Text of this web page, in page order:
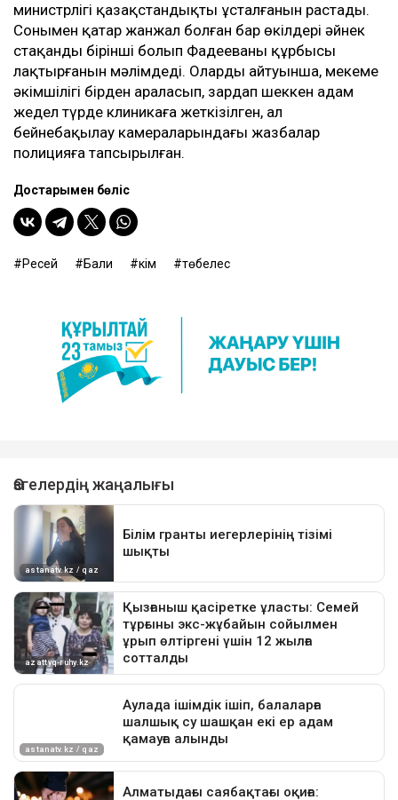
министрлігі қазақстандықтың ұсталғанын растады.
Сонымен қатар жанжал болған бар өкілдері әйнек
стақанды бірінші болып Фадееваның құрбысы
лақтырғанын мәлімдеді. Олардың айтуынша, мекеме
әкімшілігі бірден араласып, зардап шеккен адам
жедел түрде клиникаға жеткізілген, ал
бейнебақылау камераларындағы жазбалар
полицияға тапсырылған.
Достарыңмен бөліс
Ресей Бали үкім төбелес